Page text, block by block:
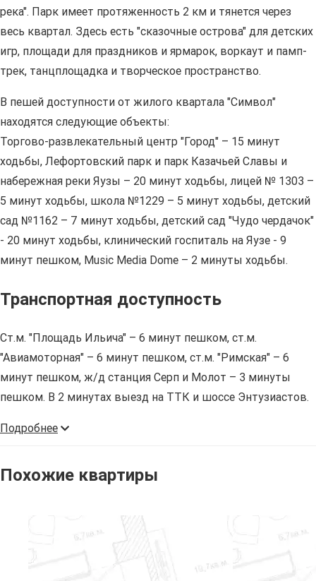
река". Парк имеет протяженность 2 км и тянется через
весь квартал. Здесь есть "сказочные острова" для детских
игр, площади для праздников и ярмарок, воркаут и памп-
трек, танцплощадка и творческое пространство.
В пешей доступности от жилого квартала "Символ"
находятся следующие объекты:
Торгово-развлекательный центр "Город" – 15 минут
ходьбы, Лефортовский парк и парк Казачьей Славы и
набережная реки Яузы – 20 минут ходьбы, лицей № 1303 –
5 минут ходьбы, школа №1229 – 5 минут ходьбы, детский
сад №1162 – 7 минут ходьбы, детский сад "Чудо чердачок"
- 20 минут ходьбы, клинический госпиталь на Яузе - 9
минут пешком, Music Media Dome – 2 минуты ходьбы.
Транспортная доступность
Ст.м. "Площадь Ильича" – 6 минут пешком, ст.м.
"Авиамоторная" – 6 минут пешком, ст.м. "Римская" – 6
минут пешком, ж/д станция Серп и Молот – 3 минуты
пешком. В 2 минутах выезд на ТТК и шоссе Энтузиастов.
Подробнее
Похожие квартиры